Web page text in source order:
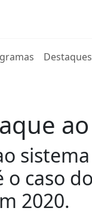
Destaques
caso
2020.